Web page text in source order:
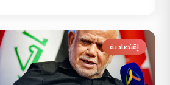
إقتصادية